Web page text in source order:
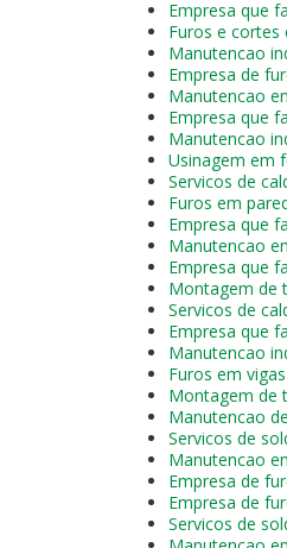
Empresa que
Furos e
Manutencao
Empresa de
Manutencao
Empresa que
Manutencao
Usinagem em
Servicos de
Furos em
Empresa que
Manutencao
Empresa que
Montagem de
Servicos de
Empresa que
Manutencao
Furos em
Montagem de
Manutencao
Servicos de
Manutencao
Empresa de
Empresa de
Servicos de